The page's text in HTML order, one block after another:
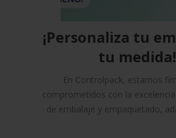
¡Personaliza tu
tu medida!
En Controlpack, estamos
comprometidos con la
de embalaje y empaquetado,